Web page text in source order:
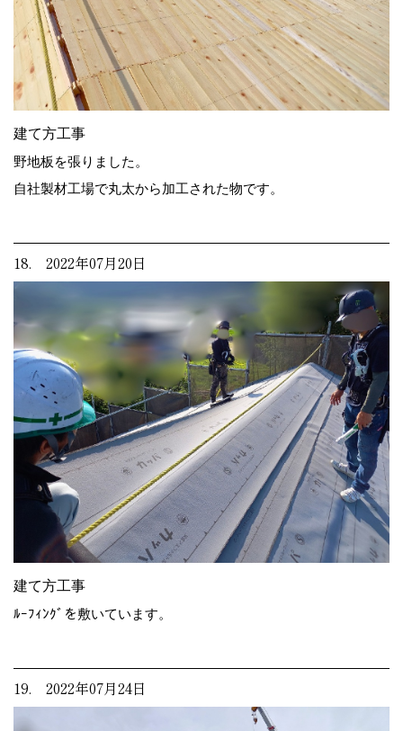
建て方工事
野地板を張りました。
自社製材工場で丸太から加工された物です。
18. 2022年07月20日
建て方工事
ﾙｰﾌｨﾝｸﾞを敷いています。
19. 2022年07月24日